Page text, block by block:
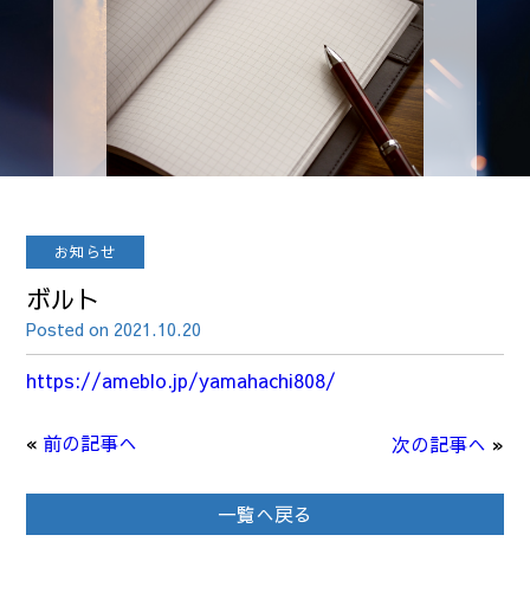
お知らせ
ボルト
Posted on 2021.10.20
https://ameblo.jp/yamahachi808/
« 前の記事へ 次の記事へ »
一覧へ戻る